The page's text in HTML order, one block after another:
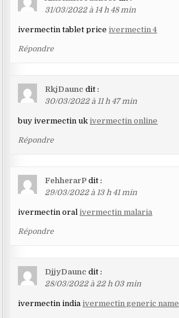
31/03/2022 à 14 h 48 min
ivermectin tablet priceivermectin 4
Répondre
RkjDaunc dit :
30/03/2022 à 11 h 47 min
buy ivermectin uk ivermectin online
Répondre
FehherarP dit :
29/03/2022 à 13 h 41 min
ivermectin oralivermectin malaria
Répondre
DjjyDaunc dit :
28/03/2022 à 22 h 03 min
ivermectin india ivermectin generic name